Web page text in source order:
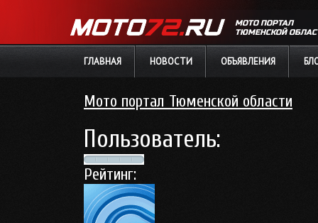
МОТО ПОРТАЛ
ТЮМЕНСКОЙ
ГЛАВНАЯ НОВОСТИ ОБЪЯВЛЕНИЯ
Мото портал Тюменской области
Пользователь:
Рейтинг: